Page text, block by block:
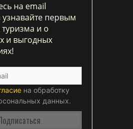
на email
узнавайте первым
и о
и выгодных
на обработку
данных.